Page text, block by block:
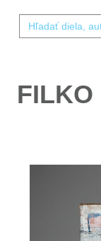
FILKO